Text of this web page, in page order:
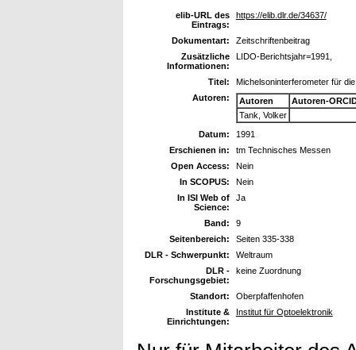
elib-URL des
Eintrags:
https://elib.dlr.de/34637/
Dokumentart:
Zeitschriftenbeitrag
Zusätzliche
Informationen:
LIDO-Berichtsjahr=1991,
Titel:
Michelsoninterferometer für
Autoren:
Autoren
Autoren-
Tank, Volker
Datum:
1991
Erschienen in:
tm Technisches Messen
Open Access:
Nein
In SCOPUS:
Nein
In ISI Web of
Science:
Ja
Band:
9
Seitenbereich:
Seiten 335-338
DLR - Schwerpunkt:
Weltraum
DLR -
Forschungsgebiet:
keine Zuordnung
Standort:
Oberpfaffenhofen
Institute &
Einrichtungen:
Institut für Optoelektronik